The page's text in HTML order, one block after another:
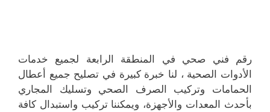
رقم فني صحي في المنطقة الرابعة لجميع خدمات
الأدوات الصحية ، لنا خبرة كبيرة في تصليح جميع أعطال
الحمامات وتركيب الصرف الصحي وتسليك المجاري
بأحدث المعدات والأجهزة، ويمكننا تركيب واستبدال كافة